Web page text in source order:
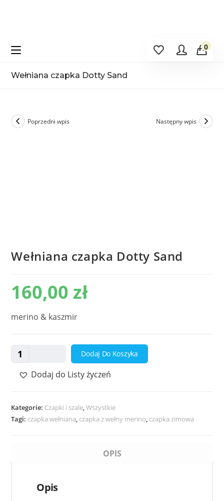
0
Wełniana czapka Dotty Sand
> Sklep > Wełniana czapka Dotty Sand
Poprzedni wpis Następny wpis
Wełniana czapka Dotty Sand
160,00 zł
merino & kaszmir
ilość
Wełniana
czapka
Dodaj Do Koszyka
Dodaj do Listy życzeń
Kategorie: Czapki i szale,Wszystkie
Tagi: czapka wełniana, czapka z wełny merino, czapka zimowa
OPIS
Opis